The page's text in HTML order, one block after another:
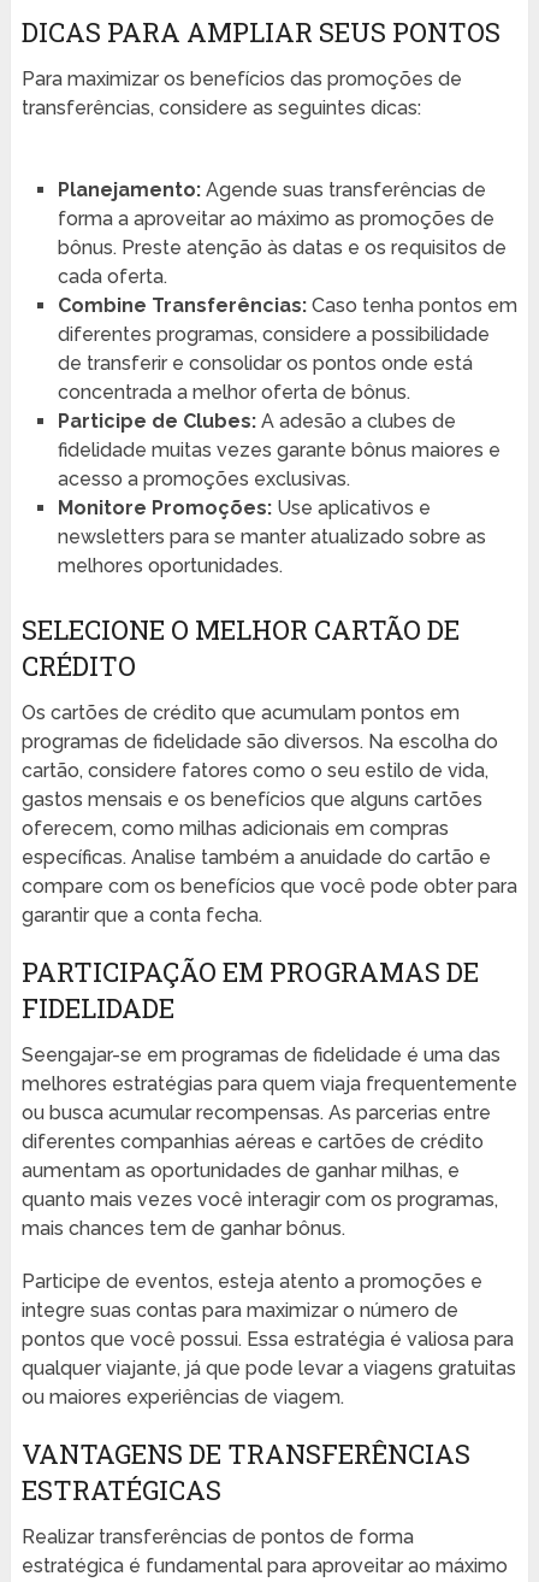
DICAS PARA AMPLIAR SEUS PONTOS
Para maximizar os benefícios das promoções de
transferências, considere as seguintes dicas:
Planejamento:Agende suas transferências de
forma a aproveitar ao máximo as promoções de
bônus. Preste atenção às datas e os requisitos de
cada oferta.
Combine Transferências:Caso tenha pontos em
diferentes programas, considere a possibilidade
de transferir e consolidar os pontos onde está
concentrada a melhor oferta de bônus.
Participe de Clubes:A adesão a clubes de
fidelidade muitas vezes garante bônus maiores e
acesso a promoções exclusivas.
Monitore Promoções:Use aplicativos e
newsletters para se manter atualizado sobre as
melhores oportunidades.
SELECIONE O MELHOR CARTÃO DE
CRÉDITO
Os cartões de crédito que acumulam pontos em
programas de fidelidade são diversos. Na escolha do
cartão, considere fatores como o seu estilo de vida,
gastos mensais e os benefícios que alguns cartões
oferecem, como milhas adicionais em compras
específicas. Analise também a anuidade do cartão e
compare com os benefícios que você pode obter para
garantir que a conta fecha.
PARTICIPAÇÃO EM PROGRAMAS DE
FIDELIDADE
Seengajar-se em programas de fidelidade é uma das
melhores estratégias para quem viaja frequentemente
ou busca acumular recompensas. As parcerias entre
diferentes companhias aéreas e cartões de crédito
aumentam as oportunidades de ganhar milhas, e
quanto mais vezes você interagir com os programas,
mais chances tem de ganhar bônus.
Participe de eventos, esteja atento a promoções e
integre suas contas para maximizar o número de
pontos que você possui. Essa estratégia é valiosa para
qualquer viajante, já que pode levar a viagens gratuitas
ou maiores experiências de viagem.
VANTAGENS DE TRANSFERÊNCIAS
ESTRATÉGICAS
Realizar transferências de pontos de forma
estratégica é fundamental para aproveitar ao máximo